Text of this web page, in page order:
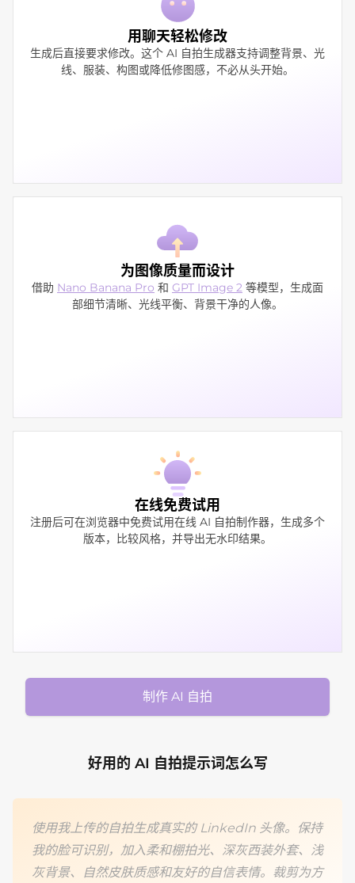
用聊天轻松修改
生成后直接要求修改。这个 AI 自拍生成器支持调整背景、光
线、服装、构图或降低修图感，不必从头开始。
为图像质量而设计
借助 Nano Banana Pro 和 GPT Image 2 等模型，生成面
部细节清晰、光线平衡、背景干净的人像。
在线免费试用
注册后可在浏览器中免费试用在线 AI 自拍制作器，生成多个
版本，比较风格，并导出无水印结果。
制作 AI 自拍
好用的 AI 自拍提示词怎么写
使用我上传的自拍生成真实的 LinkedIn 头像。保持
我的脸可识别，加入柔和棚拍光、深灰西装外套、浅
灰背景、自然皮肤质感和友好的自信表情。裁剪为方